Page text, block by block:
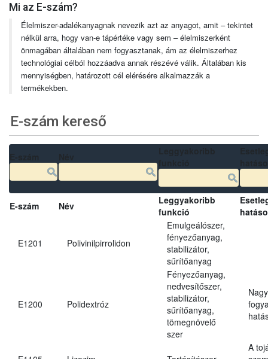
Mi az E-szám?
Élelmiszer-adalékanyagnak nevezik azt az anyagot, amit – tekintet
nélkül arra, hogy van-e tápértéke vagy sem – élelmiszerként
önmagában általában nem fogyasztanak, ám az élelmiszerhez
technológiai célból hozzáadva annak részévé válik. Általában kis
mennyiségben, határozott cél elérésére alkalmazzák a
termékekben.
E-szám kereső
E-szám Név
Leggyakoribb
funkció
E1201 Polivinilpirrolidon
Emulgeálószer,
fényezőanyag,
stabilizátor,
sűrítőanyag
E1200 Polidextróz
Fényezőanyag,
nedvesítőszer,
stabilizátor,
sűrítőanyag,
tömegnövelő
szer
A